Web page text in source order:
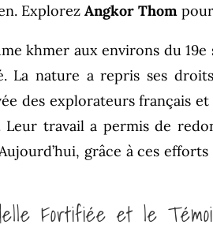
ExplorezAngkor Thom
khmer aux environs du 19e
La nature a repris ses
des explorateurs français
Leur travail a permis de
grâce à ces
Fortifiée et le